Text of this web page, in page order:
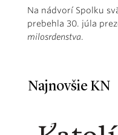
Na nádvorí Spolku
prebehla 30. júla
milosrdenstva.
Najnovšie KN